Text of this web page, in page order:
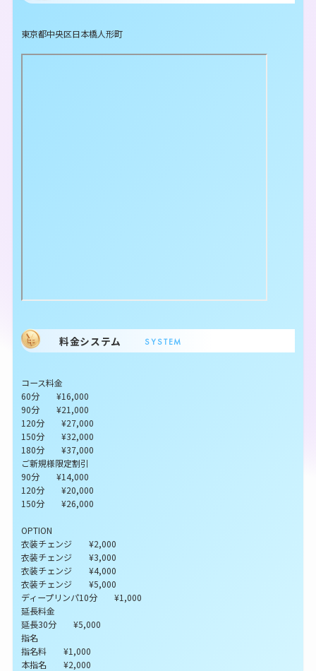
東京都中央区日本橋人形町
料金システム SYSTEM
コース料金
60分 ¥16,000
90分 ¥21,000
120分 ¥27,000
150分 ¥32,000
180分 ¥37,000
ご新規様限定割引
90分 ¥14,000
120分 ¥20,000
150分 ¥26,000
OPTION
衣装チェンジ ¥2,000
衣装チェンジ ¥3,000
衣装チェンジ ¥4,000
衣装チェンジ ¥5,000
ディープリンパ10分 ¥1,000
延長料金
延長30分 ¥5,000
指名
指名料 ¥1,000
本指名 ¥2,000